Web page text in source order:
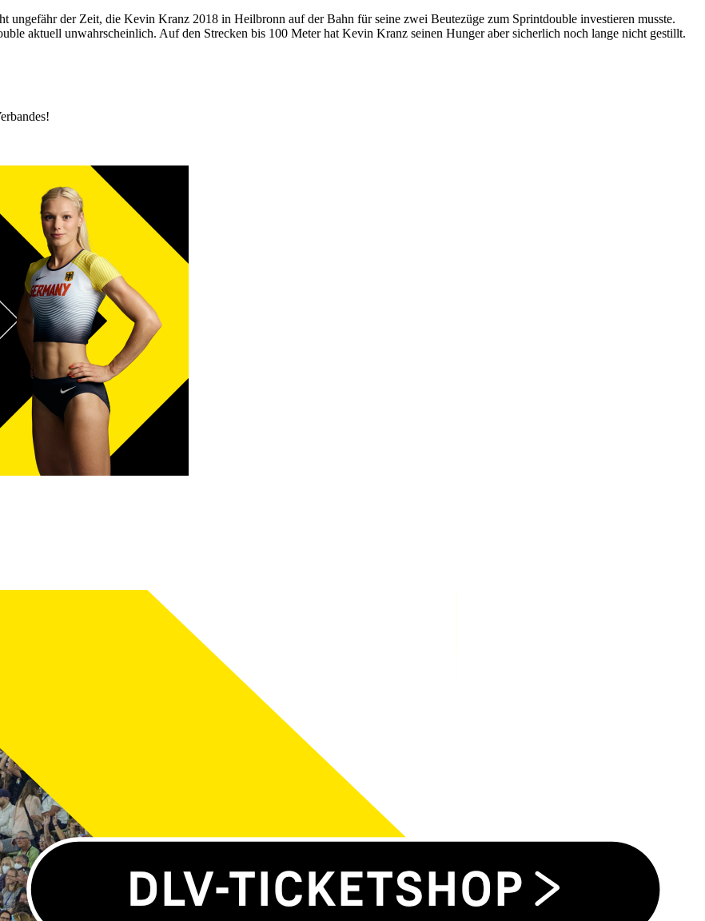
ungefähr der Zeit, die Kevin Kranz 2018 in Heilbronn auf der Bahn für seine zwei Beutezüge zum Sprintdouble investieren musste.
aktuell unwahrscheinlich. Auf den Strecken bis 100 Meter hat Kevin Kranz seinen Hunger aber sicherlich noch lange nicht gestillt.